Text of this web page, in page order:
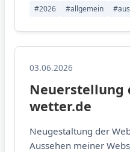
#2026 #allgemein
03.06.2026
Neuerstellung
wetter.de
Neugestaltung der
Aussehen meiner